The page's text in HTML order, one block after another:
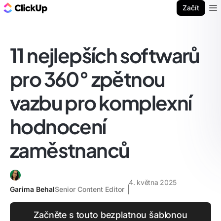
Začít
11 nejlepších softwarů
pro 360° zpětnou
vazbu pro komplexní
hodnocení
zaměstnanců
Garima BehalSenior Content Editor
4. května 2025
Začněte s touto bezplatnou šablonou